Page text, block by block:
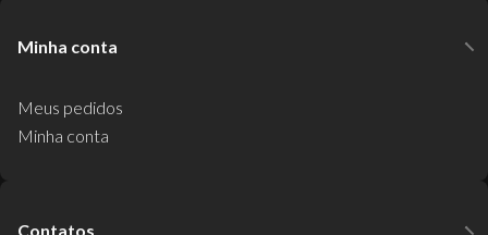
Minha conta
Meus pedidos
Minha conta
Contatos